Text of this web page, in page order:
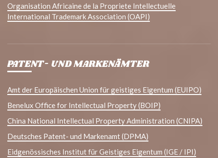
Organisation Africaine de la Propriete Intellectuelle
International Trademark Association (OAPI)
PATENT- UND MARKENÄMTER
Amt der Europäischen Union für geistiges Eigentum (EUIPO)
Benelux Office for Intellectual Property (BOIP)
China National Intellectual Property Administration (CNIPA)
Deutsches Patent- und Markenamt (DPMA)
Eidgenössisches Institut für Geistiges Eigentum (IGE / IPI)